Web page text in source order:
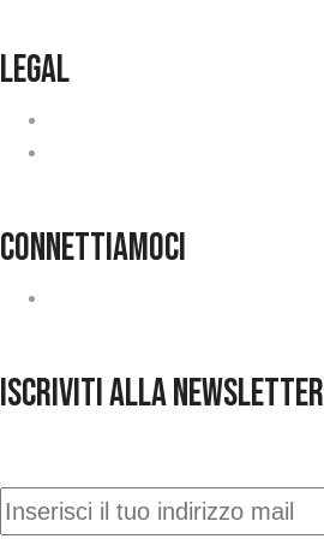
legal
connettiamoci
ISCRIVITI ALLA NEWSLETTER